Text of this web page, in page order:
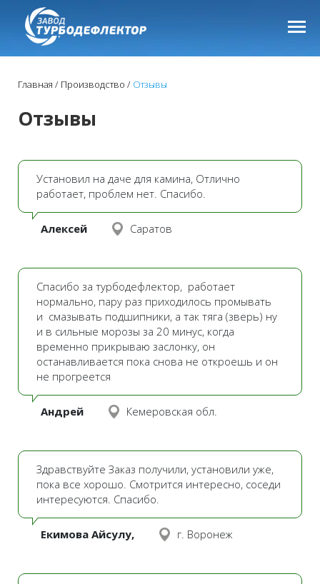
Главная Производство Отзывы
Отзывы
Установил на даче для камина, Отлично
работает, проблем нет. Спасибо.
Алексей Саратов
Спасибо за турбодефлектор, работает
нормально, пару раз приходилось промывать
и смазывать подшипники, а так тяга (зверь) ну
и в сильные морозы за 20 минус, когда
временно прикрываю заслонку, он
останавливается пока снова не откроешь и он
не прогреется
Андрей Кемеровская обл.
Здравствуйте Заказ получили, установили уже,
пока все хорошо. Смотрится интересно, соседи
интересуются. Спасибо.
Екимова Айсулу, г. Воронеж